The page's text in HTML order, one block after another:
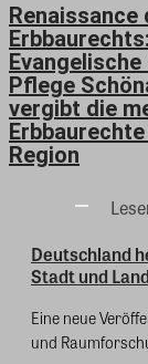
Renaissance
Erbbaurechts:
Pflege
vergibt die
Region
Deutschland
Stadt und Land
Eine neue
und